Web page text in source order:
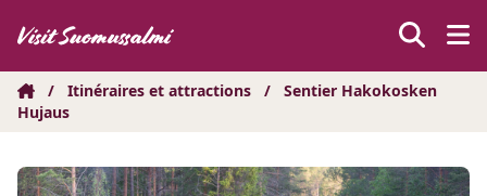
sisältöön
/ Itinéraires et attractions /
Sentier Hakokosken
Hujaus